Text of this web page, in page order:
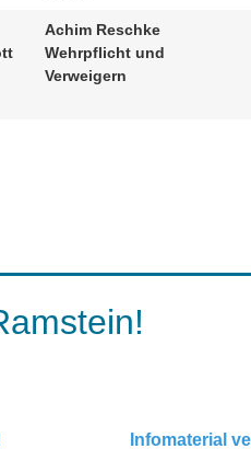
Achim Reschke
Wehrpflicht und
Verweigern